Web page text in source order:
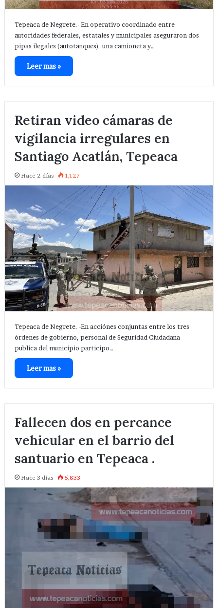
Tepeaca de Negrete.- En operativo coordinado entre
autoridades federales, estatales y municipales aseguraron dos
pipas ilegales (autotanques) .una camioneta y…
Leer mas »
Retiran video cámaras de
vigilancia irregulares en
Santiago Acatlán, Tepeaca
Hace 2 días 1,127
Tepeaca de Negrete. -En acciónes conjuntas entre los tres
órdenes de gobierno, personal de Seguridad Ciudadana
publica del municipio participo…
Leer mas »
Fallecen dos en percance
vehicular en el barrio del
santuario en Tepeaca .
Hace 3 días 5,833